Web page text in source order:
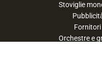
Stoviglie
Fornitori
Orchestre e